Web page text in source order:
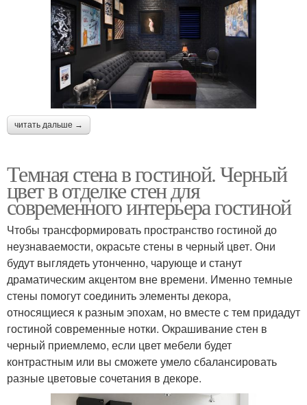
читать дальше →
Темная стена в гостиной. Черный
цвет в отделке стен для
современного интерьера гостиной
Чтобы трансформировать пространство гостиной до
неузнаваемости, окрасьте стены в черный цвет. Они
будут выглядеть утонченно, чарующе и станут
драматическим акцентом вне времени. Именно темные
стены помогут соединить элементы декора,
относящиеся к разным эпохам, но вместе с тем придадут
гостиной современные нотки. Окрашивание стен в
черный приемлемо, если цвет мебели будет
контрастным или вы сможете умело сбалансировать
разные цветовые сочетания в декоре.